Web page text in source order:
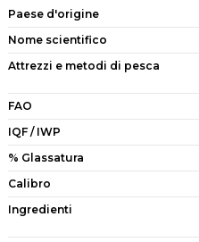
Paese d'origine
Nome scientifico
Attrezzi e metodi di pesca
FAO
IQF / IWP
% Glassatura
Calibro
Ingredienti